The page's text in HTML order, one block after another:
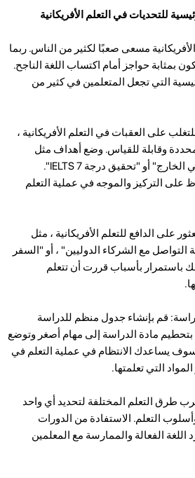
مسعى صعبًا لكثير من الناس. ربما
بمثابة حواجز أمام اكتساب اللغة الناجح.
التي تجعل المتعلمين في كثير من
على العقبات في التعلم الأفريكانية ،
وقابلة للقياس. وضع أهداف مثل
"التعلم الأفريكانية للعمل في الخارج" أو "تحقيق درجة IELTS 7".
التركيز والموجه في عملية التعلم
على الدافع للتعلم الأفريكانية ، مثل
مع الشركاء الدوليين" ، أو "السفر
باستمرار بأسباب قررت أن تتعلم
قم بإنشاء جدول منظم للدراسة
بتحطيم مادة الدراسة إلى مهام أصغر وتوضع
سوف يساعدك الانتظام في عملية التعلم في
التي تعلمتها.
طرق التعلم المختلفة لتحديد أي واحد
التعلم. الاستفادة من الدورات
اللغة الفعالة والممارسة مع المعلمين